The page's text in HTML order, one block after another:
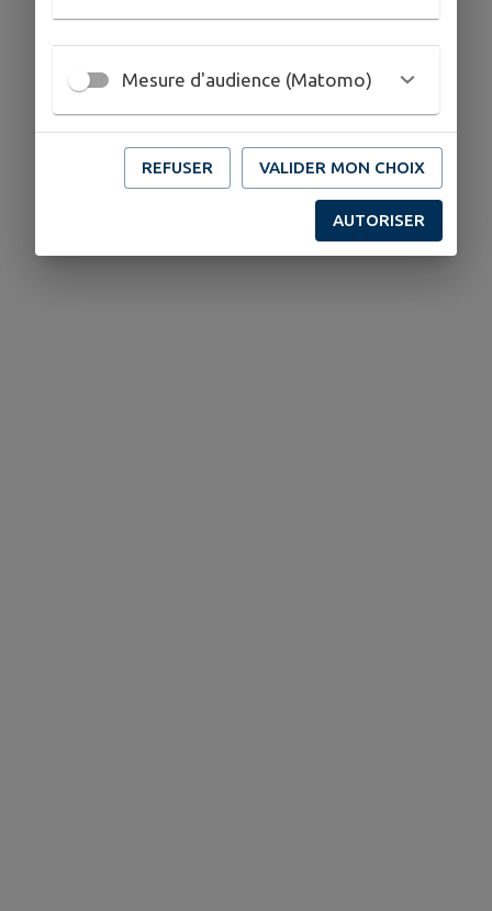
Mesure d'audience (Matomo)
REFUSER VALIDER MON CHOIX
AUTORISER